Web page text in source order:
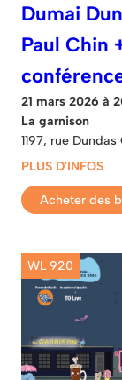
Dumai
Paul Chin
21 mars 2026 à
La garnison
1197, rue Dundas
PLUS D'INFOS
Acheter des
WL 920